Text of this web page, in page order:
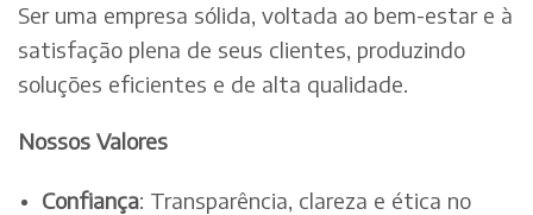
Ser uma empresa sólida, voltada ao bem-estar e à
satisfação plena de seus clientes, produzindo
soluções eficientes e de alta qualidade.
Nossos Valores
Confiança: Transparência, clareza e ética no